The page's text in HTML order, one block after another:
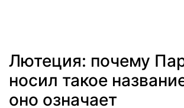
Лютеция: почему
носил такое
оно означает